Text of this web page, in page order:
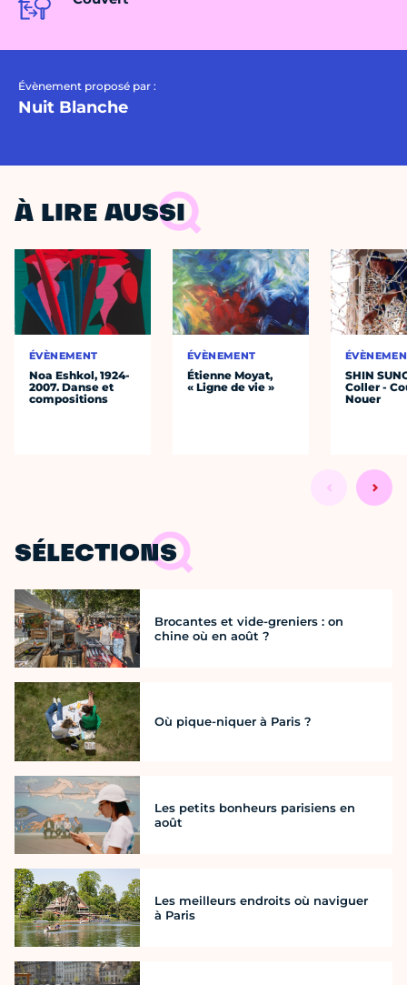
Évènement proposé par :
Nuit Blanche
À LIRE AUSSI
ÉVÈNEMENT
Noa Eshkol, 1924-
2007. Danse et
compositions
ÉVÈNEMENT
Étienne Moyat,
« Ligne de vie »
SHIN
Coller -
Nouer
SÉLECTIONS
Brocantes et vide-greniers : on
chine où en août ?
Où pique-niquer à Paris ?
Les petits bonheurs parisiens en
août
Les meilleurs endroits où naviguer
à Paris